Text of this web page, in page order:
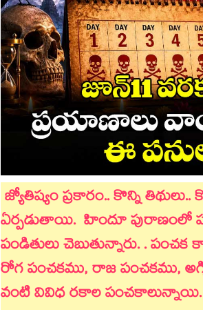
జ్యోతిష్యం ప్రకారం.. కొన్ని
ఏర్పడుతాయి. హిందూ పురాణంలో
పండితులు చెబుతున్నారు. .
రోగ పంచకము, రాజ పంచకము,
వంటి వివిధ రకాల పంచకాలున్నాయి.